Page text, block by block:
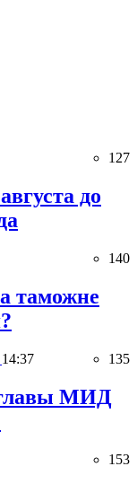
127
до
140
таможне
14:37 135
главы МИД
153